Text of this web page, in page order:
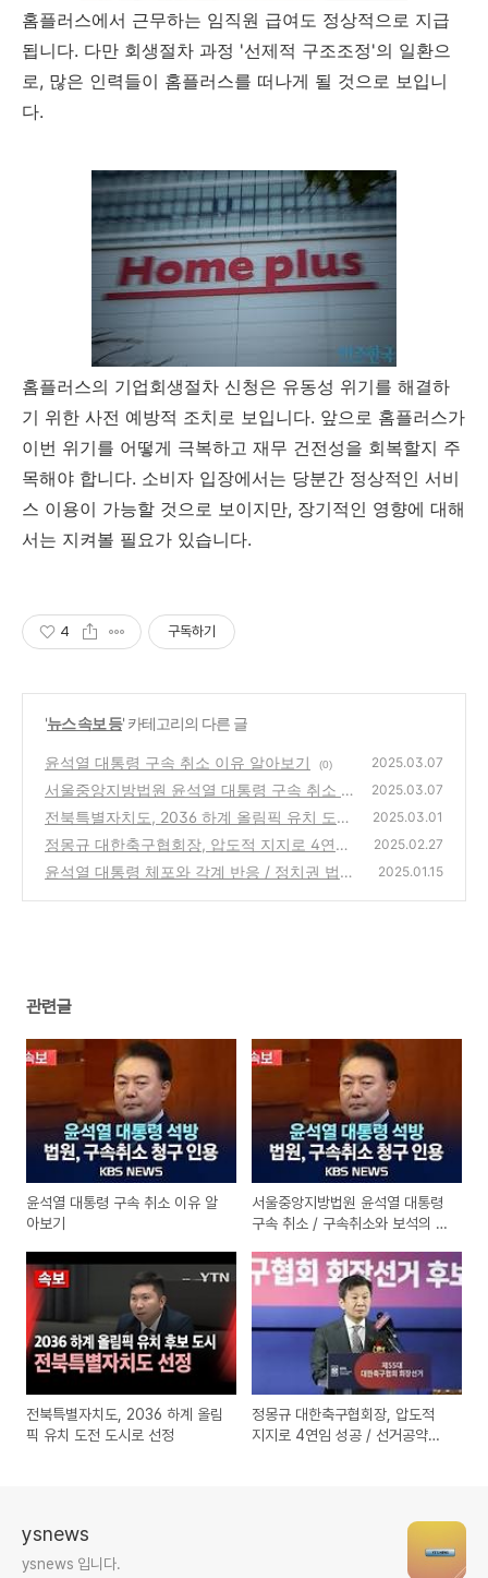
홈플러스에서 근무하는 임직원 급여도 정상적으로 지급
됩니다. 다만 회생절차 과정 '선제적 구조조정'의 일환으
로, 많은 인력들이 홈플러스를 떠나게 될 것으로 보입니
다.
홈플러스의 기업회생절차 신청은 유동성 위기를 해결하
기 위한 사전 예방적 조치로 보입니다. 앞으로 홈플러스가
이번 위기를 어떻게 극복하고 재무 건전성을 회복할지 주
목해야 합니다. 소비자 입장에서는 당분간 정상적인 서비
스 이용이 가능할 것으로 보이지만, 장기적인 영향에 대해
서는 지켜볼 필요가 있습니다.
4 구독하기
'뉴스 속보 등' 카테고리의 다른 글
윤석열 대통령 구속 취소 이유 알아보기 (0) 2025.03.07
서울중앙지방법원 윤석열 대통령 구속 취소 /
구속취소와 보석의 차이
(0)
2025.03.07
전북특별자치도, 2036 하계 올림픽 유치 도전
도시로 선정
(0)
2025.03.01
정몽규 대한축구협회장, 압도적 지지로 4연임
성공 / 선거공약과 향후 과제
(0)
2025.02.27
윤석열 대통령 체포와 각계 반응 / 정치권 법조
2025.01.15
관련글
윤석열 대통령 구속 취소 이유 알
아보기
서울중앙지방법원 윤석열 대통령
구속 취소 / 구속취소와 보석의 차
전북특별자치도, 2036 하계 올림
픽 유치 도전 도시로 선정
정몽규 대한축구협회장, 압도적
지지로 4연임 성공 / 선거공약과
ysnews
ysnews 입니다.